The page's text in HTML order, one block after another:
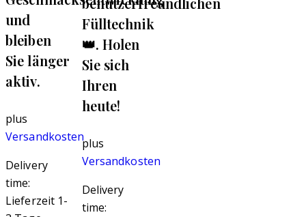
und
bleiben
Sie länger
aktiv.
plus
Versandkosten
Delivery
time:
Lieferzeit 1-
Fülltechnik
👑. Holen
Sie sich
Ihren
heute!
plus
Versandkosten
Delivery
time: